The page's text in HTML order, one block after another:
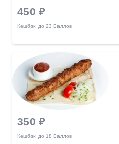
450 ₽
Кешбэк: до 23 Баллов
350 ₽
Кешбэк: до 18 Баллов